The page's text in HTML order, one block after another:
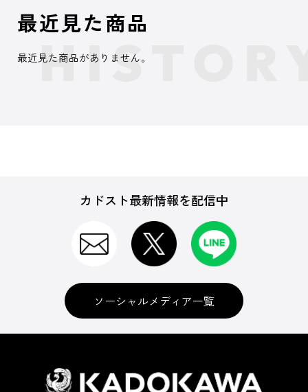
最近見た商品
最近見た商品がありません。
カドスト最新情報を配信中
ソーシャルメディア一覧